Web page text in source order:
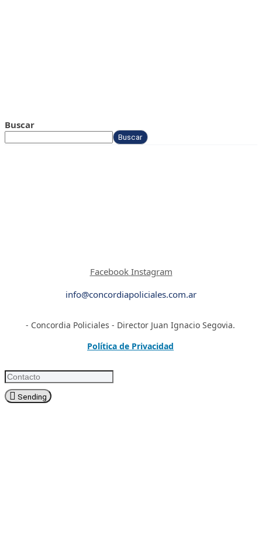
Buscar
Buscar
Facebook Instagram
info@concordiapoliciales.com.ar
- Concordia Policiales - Director Juan Ignacio Segovia.
Política de Privacidad
Sending